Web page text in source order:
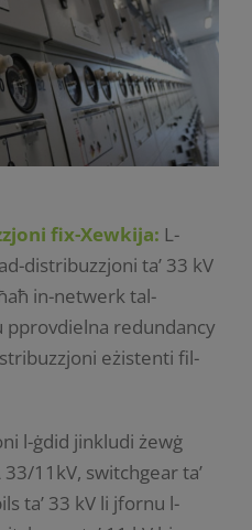
fix-Xewkija: L-
distribuzzjoni ta’ 33 kV
in-netwerk tal-
pprovdielna redundancy
eżistenti fil-
l-ġdid jinkludi żewġ
11kV, switchgear ta’
ta’ 33 kV li jfornu l-